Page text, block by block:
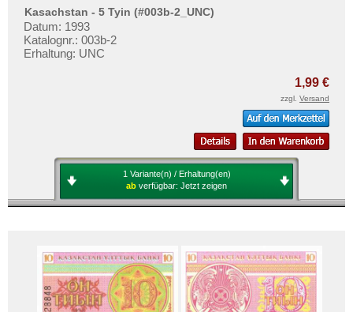
Vereinigte Arabische Emirate
Vietnam
Vietnam Süd
Kasachstan - 5 Tyin (#003b-2_UNC)
Datum: 1993
Katalognr.: 003b-2
Erhaltung: UNC
1,99 €
zzgl. Versand
1 Variante(n) / Erhaltung(en)
ab verfügbar: Jetzt zeigen